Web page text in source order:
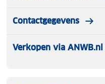
Contactgegevens
Verkopen via ANWB.nl